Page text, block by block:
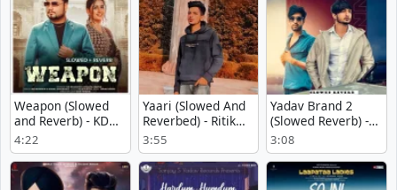
Weapon (Slowed
and Reverb) - KD
DESIROCK, Komal
Chaudhary
4:22
Yaari (Slowed And
Reverbed) - Ritik
Mataniya
3:55
Yadav Brand 2
(Slowed Reverb) -
Nitesh Ujoli, Sunny
Yaduvanshi, AK Rok
3:08